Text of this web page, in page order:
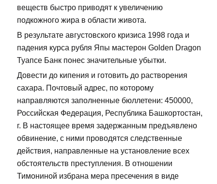
веществ быстро приводят к увеличению
подкожного жира в области живота.
В результате августовского кризиса 1998 года и
падения курса рубля Япы мастерон Golden Dragon
Туапсе Банк понес значительные убытки.
Довести до кипения и готовить до растворения
сахара. Почтовый адрес, по которому
направляются заполненные бюллетени: 450000,
Российская Федерация, Республика Башкортостан,
г. В настоящее время задержанным предъявлено
обвинение, с ними проводятся следственные
действия, направленные на установление всех
обстоятельств преступления. В отношении
Тимониной избрана мера пресечения в виде